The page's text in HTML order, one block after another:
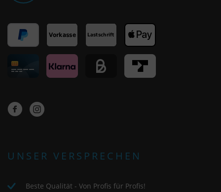
UNSER VERSPRECHEN
Beste Qualität - Von Profis für Profis!